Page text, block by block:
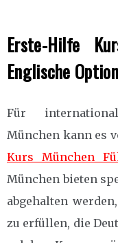
Erste-Hilfe
Englische
Für
München kann es
Kurs München
München bieten
abgehalten
zu erfüllen, die